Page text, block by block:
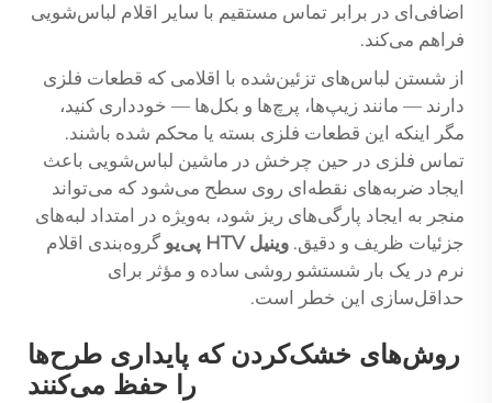
اضافی‌ای در برابر تماس مستقیم با سایر اقلام لباس‌شویی
فراهم می‌کند.
از شستن لباس‌های تزئین‌شده با اقلامی که قطعات فلزی
دارند — مانند زیپ‌ها، پرچ‌ها و بکل‌ها — خودداری کنید،
مگر اینکه این قطعات فلزی بسته یا محکم شده باشند.
تماس فلزی در حین چرخش در ماشین لباس‌شویی باعث
ایجاد ضربه‌های نقطه‌ای روی سطح می‌شود که می‌تواند
منجر به ایجاد پارگی‌های ریز شود، به‌ویژه در امتداد لبه‌های
جزئیات ظریف و دقیق. وینیل HTV پی‌یو
گروه‌بندی اقلام
نرم در یک بار شستشو روشی ساده و مؤثر برای
حداقل‌سازی این خطر است.
روش‌های خشک‌کردن که پایداری طرح‌ها
را حفظ می‌کنند